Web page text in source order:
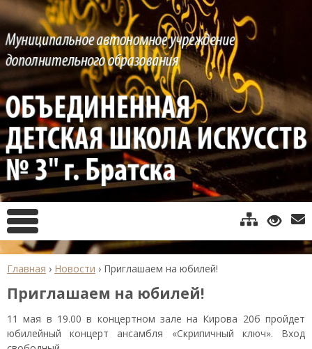
Главная › Новости › Приглашаем на юбилей!
Приглашаем на юбилей!
11 мая в 19.00 в концертном зале на Кирова 20б пройдет
юбилейный концерт ансамбля «Скрипичный ключ». Вход